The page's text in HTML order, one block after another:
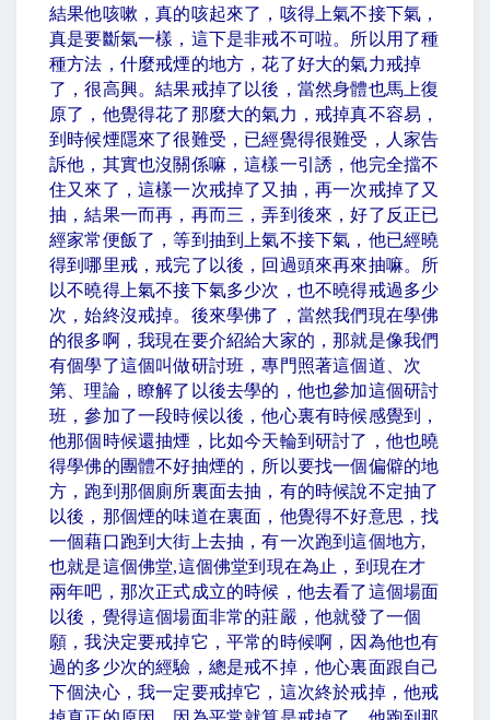
結果他咳嗽，真的咳起來了，咳得上氣不接下氣，
真是要斷氣一樣，這下是非戒不可啦。所以用了種
種方法，什麼戒煙的地方，花了好大的氣力戒掉
了，很高興。結果戒掉了以後，當然身體也馬上復
原了，他覺得花了那麼大的氣力，戒掉真不容易，
到時候煙隱來了很難受，已經覺得很難受，人家告
訴他，其實也沒關係嘛，這樣一引誘，他完全擋不
住又來了，這樣一次戒掉了又抽，再一次戒掉了又
抽，結果一而再，再而三，弄到後來，好了反正已
經家常便飯了，等到抽到上氣不接下氣，他已經曉
得到哪里戒，戒完了以後，回過頭來再來抽嘛。所
以不曉得上氣不接下氣多少次，也不曉得戒過多少
次，始終沒戒掉。後來學佛了，當然我們現在學佛
的很多啊，我現在要介紹給大家的，那就是像我們
有個學了這個叫做研討班，專門照著這個道、次
第、理論，瞭解了以後去學的，他也參加這個研討
班，參加了一段時候以後，他心裏有時候感覺到，
他那個時候還抽煙，比如今天輪到研討了，他也曉
得學佛的團體不好抽煙的，所以要找一個偏僻的地
方，跑到那個廁所裏面去抽，有的時候說不定抽了
以後，那個煙的味道在裏面，他覺得不好意思，找
一個藉口跑到大街上去抽，有一次跑到這個地方,
也就是這個佛堂,這個佛堂到現在為止，到現在才
兩年吧，那次正式成立的時候，他去看了這個場面
以後，覺得這個場面非常的莊嚴，他就發了一個
願，我決定要戒掉它，平常的時候啊，因為他也有
過的多少次的經驗，總是戒不掉，他心裏面跟自己
下個決心，我一定要戒掉它，這次終於戒掉，他戒